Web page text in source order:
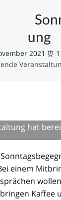
ung
2021 ⏰
hat
einem
Kaffee